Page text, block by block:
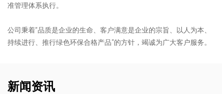
准管理体系执行。
公司秉着“品质是企业的生命、客户满意是企业的宗旨、以人为本、
持续进行、推行绿色环保合格产品”的方针，竭诚为广大客户服务。
新闻资讯